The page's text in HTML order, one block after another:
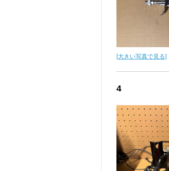
[大きい写真で見る]
4